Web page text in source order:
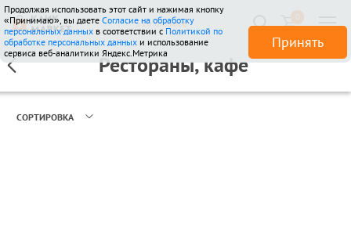
510 отзывов
Продолжая использовать этот сайт и нажимая кнопку
«Принимаю», вы даете Согласие на обработку
персональных данных в соответствии с Политикой по
обработке персональных данных и использование
сервиса веб-аналитики Яндекс.Метрика
Принять
Рестораны, кафе
СОРТИРОВКА